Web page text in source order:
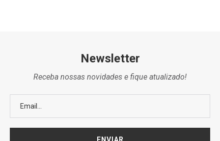
Newsletter
Receba nossas novidades e fique atualizado!